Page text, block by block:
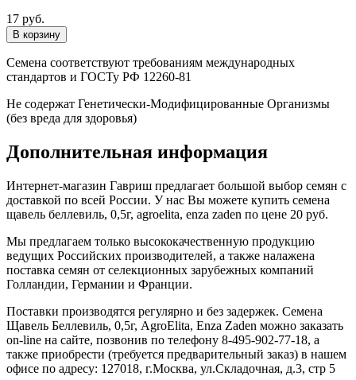
17 руб.
Семена соответствуют требованиям международных
стандартов и ГОСТу РФ 12260-81
Не содержат Генетически-Модифицированные Организмы
(без вреда для здоровья)
Дополнительная информация
Интернет-магазин Гавриш предлагает большой выбор семян с
доставкой по всей России. У нас Вы можете купить семена
щавель беллевиль, 0,5г, agroelita, enza zaden по цене 20 руб.
Мы предлагаем только высококачественную продукцию
ведущих Российских производителей, а также налажена
поставка семян от селекционных зарубежных компаний
Голландии, Германии и Франции.
Поставки производятся регулярно и без задержек. Семена
Щавель Беллевиль, 0,5г, AgroElita, Enza Zaden можно заказать
on-line на сайте, позвонив по телефону 8-495-902-77-18, а
также приобрести (требуется предварительный заказ) в нашем
офисе по адресу: 127018, г.Москва, ул.Складочная, д.3, стр 5